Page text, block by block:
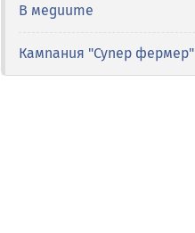
В медиите
Кампания "Супер фермер"